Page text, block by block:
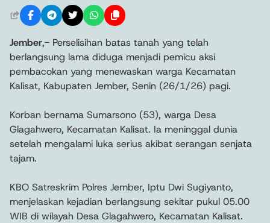
Jember,- Perselisihan batas tanah yang telah
berlangsung lama diduga menjadi pemicu aksi
pembacokan yang menewaskan warga Kecamatan
Kalisat, Kabupaten Jember, Senin (26/1/26) pagi.
Korban bernama Sumarsono (53), warga Desa
Glagahwero, Kecamatan Kalisat. Ia meninggal dunia
setelah mengalami luka serius akibat serangan senjata
tajam.
KBO Satreskrim Polres Jember, Iptu Dwi Sugiyanto,
menjelaskan kejadian berlangsung sekitar pukul 05.00
WIB di wilayah Desa Glagahwero, Kecamatan Kalisat.